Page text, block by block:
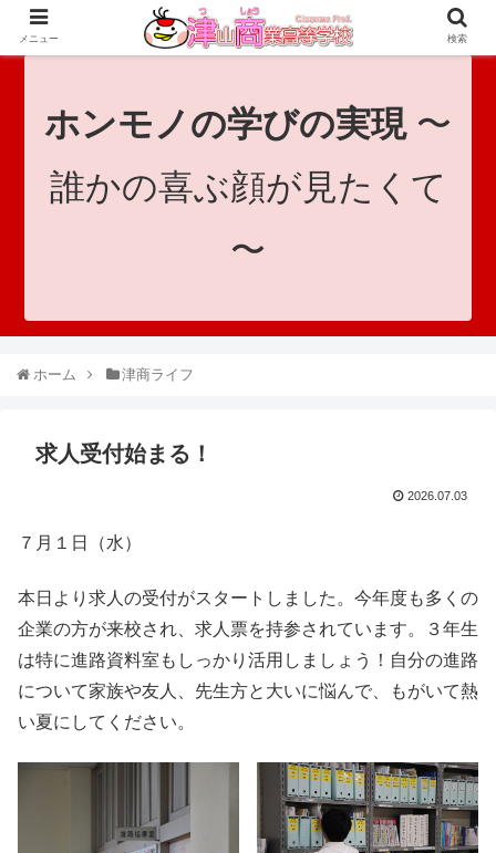
since 1921｜地域と共に未来へつなげ！｜Tsuyama Commercial High School
ホンモノの学びの実現〜
誰かの喜ぶ顔が見たくて
〜
ホーム 津商ライフ
求人受付始まる！
2026.07.03
７月１日（水）
本日より求人の受付がスタートしました。今年度も多くの
企業の方が来校され、求人票を持参されています。３年生
は特に進路資料室もしっかり活用しましょう！自分の進路
について家族や友人、先生方と大いに悩んで、もがいて熱
い夏にしてください。
メニュー 検索